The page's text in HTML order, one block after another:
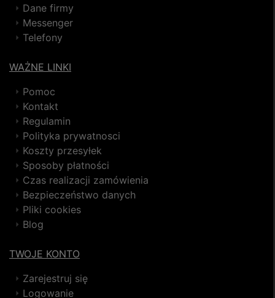
Dane firmy
Messenger
Telefony
WAŻNE LINKI
Pomoc
Kontakt
Regulamin
Polityka prywatnosci
Koszty przesyłek
Sposoby płatności
Czas realizacji zamówienia
Bezpieczeństwo danych
Pliki cookies
Blog
TWOJE KONTO
Zarejestruj się
Logowanie